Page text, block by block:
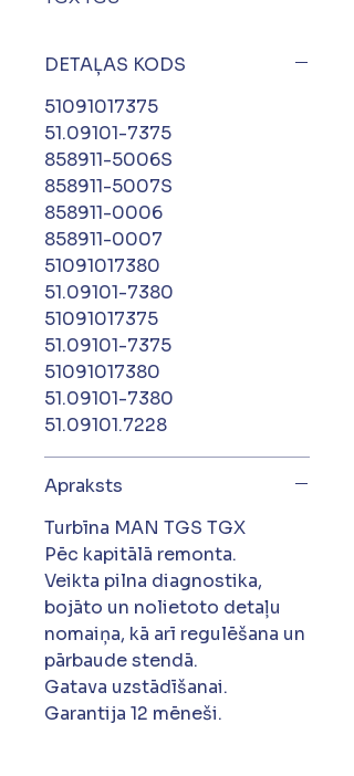
DETAĻAS KODS
51091017375
51.09101-7375
858911-5006S
858911-5007S
858911-0006
858911-0007
51091017380
51.09101-7380
51091017375
51.09101-7375
51091017380
51.09101-7380
51.09101.7228
Apraksts
Turbīna MAN TGS TGX
Pēc kapitālā remonta.
Veikta pilna diagnostika,
bojāto un nolietoto detaļu
nomaiņa, kā arī regulēšana un
pārbaude stendā.
Gatava uzstādīšanai.
Garantija 12 mēneši.